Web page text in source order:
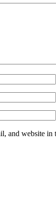
and website